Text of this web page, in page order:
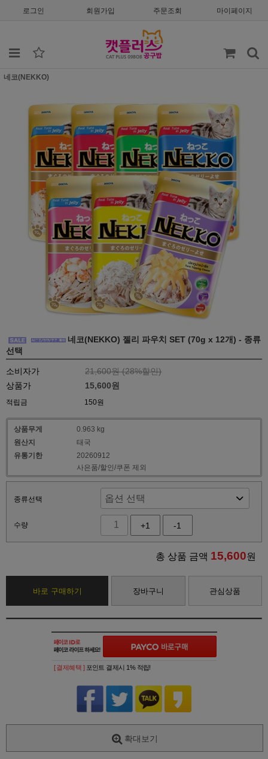
로그인 회원가입 주문조회 마이페이지
네코(NEKKO)
네코(NEKKO) 젤리 파우치 SET (70g x 12개) - 종류
선택
소비자가 21,600원 (28%할인)
상품가
15,600원
적립금 150원
상품무게
0.963 kg
원산지
태국
유통기한
20260912
사은품/할인/쿠폰 제외
종류선택
수량 +1 -1
총 상품 금액 15,600원
바로 구매하기 장바구니 관심상품
[ 결제혜택 ] 포인트 결제시 1% 적립!
확대보기